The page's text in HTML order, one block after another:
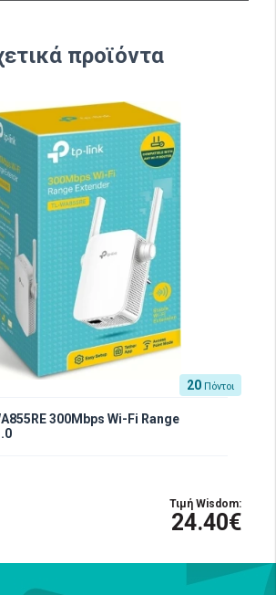
προϊόντα
20 Πόντοι
300Mbps Wi-Fi Range
Τιμή Wisdom:
24.40€